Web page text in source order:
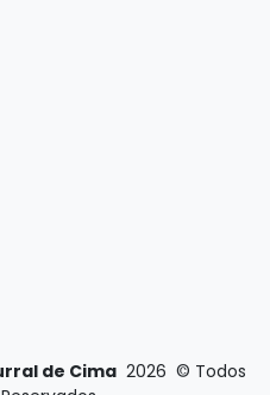
de Cima 2026 © Todos